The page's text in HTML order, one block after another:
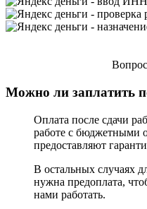
Можно ли заплатить
Оплата после сдачи
работе с бюджетными
предоставляют
В остальных случаях
нужна предоплата,
нами работать.